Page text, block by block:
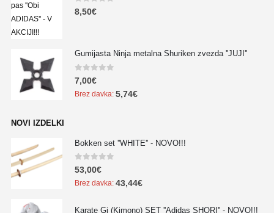
0 out of 5
8,50€
Gumijasta Ninja metalna Shuriken zvezda ''JUJI''
0out of 5
7,00€
Brez davka: 5,74€
NOVI IZDELKI
Bokken set ''WHITE'' - NOVO!!!
0out of 5
53,00€
Brez davka: 43,44€
Karate Gi (Kimono) SET ''Adidas SHORI'' - NOVO!!!